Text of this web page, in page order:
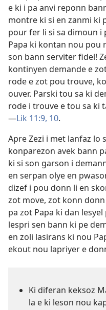
e ki i pa anvi reponn
montre ki si en zanmi ki
pour fer li si sa dimoun
Papa ki kontan nou pou
son bann serviter fidel!
kontinyen demande e
rode e zot pou trouve,
ouver. Parski tou sa ki
rode i trouve e tou sa ki
—Lik 11:9, 10.
Apre Zezi i met lanfaz lo
konparezon avek bann
ki si son garson i
en serpan olye en
dizef i pou donn li en
zot move, zot konn
pa zot Papa ki dan
lespri sen bann ki pe
en zoli lasirans ki nou
ekout nou lapriyer e
Ki diferan keksoz
la e ki leson nou